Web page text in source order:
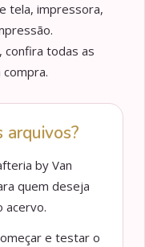
tela, impressora,
todas as
arquivos?
by Van
quem deseja
acervo.
e testar o